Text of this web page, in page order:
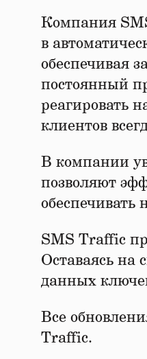
Компания
в
обеспечивая
постоянный
реагировать
клиентов
В компании
позволяют
SMS Traffic
Оставаясь на
данных
Все
Traffic.